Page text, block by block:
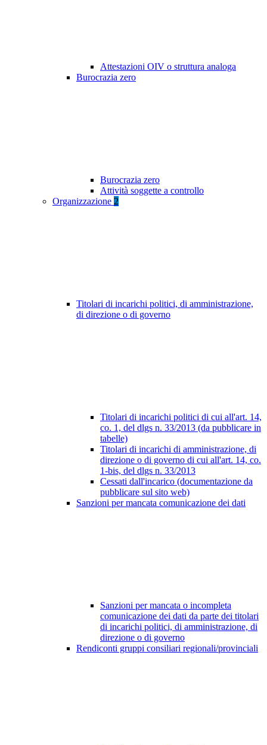
Attestazioni OIV o struttura analoga
Burocrazia zero
Burocrazia zero
Attività soggette a controllo
Organizzazione 2
Titolari di incarichi politici, di amministrazione,
di direzione o di governo
Titolari di incarichi politici di cui all'art. 14,
co. 1, del dlgs n. 33/2013 (da pubblicare in
tabelle)
Titolari di incarichi di amministrazione, di
direzione o di governo di cui all'art. 14, co.
1-bis, del dlgs n. 33/2013
Cessati dall'incarico (documentazione da
pubblicare sul sito web)
Sanzioni per mancata comunicazione dei dati
Sanzioni per mancata o incompleta
comunicazione dei dati da parte dei titolari
di incarichi politici, di amministrazione, di
direzione o di governo
Rendiconti gruppi consiliari regionali/provinciali